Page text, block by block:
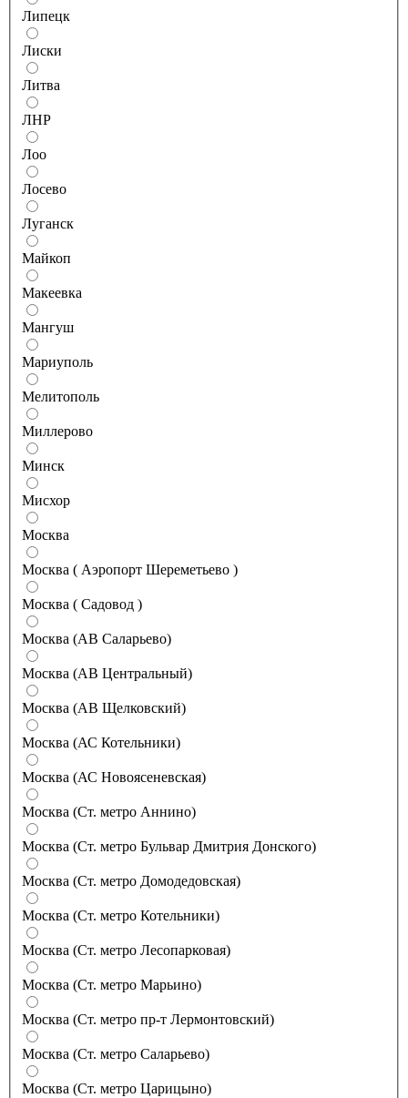
Липецк
Лиски
Литва
ЛНР
Лоо
Лосево
Луганск
Майкоп
Макеевка
Мангуш
Мариуполь
Мелитополь
Миллерово
Минск
Мисхор
Москва
Москва ( Аэропорт Шереметьево )
Москва ( Садовод )
Москва (АВ Саларьево)
Москва (АВ Центральный)
Москва (АВ Щелковский)
Москва (АС Котельники)
Москва (АС Новоясеневская)
Москва (Ст. метро Аннино)
Москва (Ст. метро Бульвар Дмитрия Донского)
Москва (Ст. метро Домодедовская)
Москва (Ст. метро Котельники)
Москва (Ст. метро Лесопарковая)
Москва (Ст. метро Марьино)
Москва (Ст. метро пр-т Лермонтовский)
Москва (Ст. метро Саларьево)
Москва (Ст. метро Царицыно)